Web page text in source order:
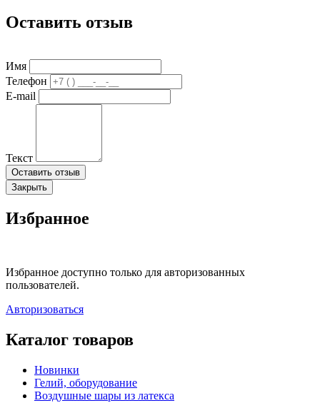
Оставить отзыв
Имя
Телефон
E-mail
Текст
Оставить отзыв
Закрыть
Избранное
Избранное доступно только для авторизованных
пользователей.
Авторизоваться
Каталог товаров
Новинки
Гелий, оборудование
Воздушные шары из латекса